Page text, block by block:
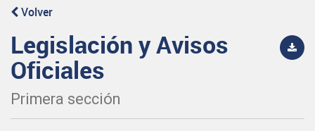
Volver
Legislación y Avisos
Oficiales
Primera sección